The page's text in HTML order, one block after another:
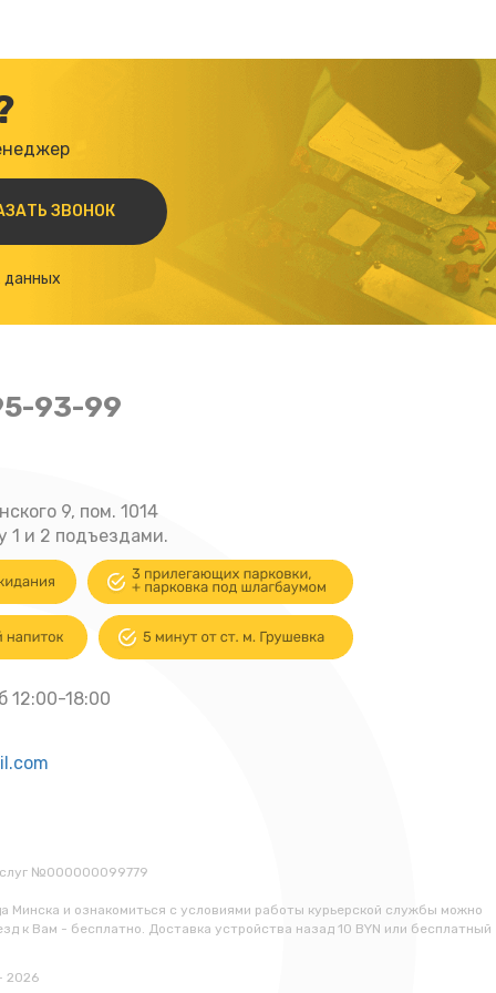
данных
93-99
9, пом. 1014
1 и 2 подъездами.
12:00-18:00
№000000099779
Минска и ознакомиться с условиями работы курьерской службы можно
к Вам - бесплатно. Доставка устройства назад 10 BYN или бесплатный
2026